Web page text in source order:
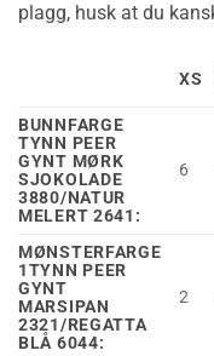
plagg, husk at du
XS
BUNNFARGE
TYNN PEER
GYNT MØRK
SJOKOLADE
3880/NATUR
MELERT 2641:
6
MØNSTERFARGE
1TYNN PEER
GYNT
MARSIPAN
2321/REGATTA
BLÅ 6044:
2